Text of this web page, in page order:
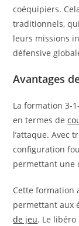
coéquipiers.
traditionnels,
leurs missions
défensive
Avantages
La formation 3-
en termes de
l’attaque. Avec
configuration
permettant une
Cette formation
permettant aux
de jeu. Le